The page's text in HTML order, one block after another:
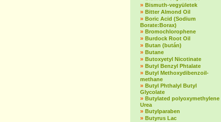
» Bismuth-vegyületek
» Bitter Almond Oil
» Boric Acid (Sodium
Borate:Borax)
» Bromochlorophene
» Burdock Root Oil
» Butan (bután)
» Butane
» Butoxyetyl Nicotinate
» Butyl Benzyl Phtalate
» Butyl Methoxydibenzoil-
methane
» Butyl Phthalyl Butyl
Glycolate
» Butylated polyoxymethylene
Urea
» Butylparaben
» Butyrus Lac